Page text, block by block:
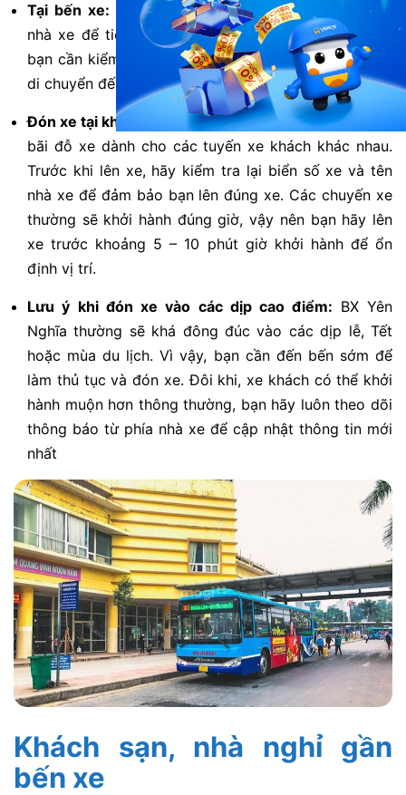
Tại bến xe:
Sau khi đến bến, hãy tìm quầy vé của
nhà xe để tiến hành đổi vé. Sau khi nhận được vé,
bạn cần kiểm tra lại thông tin một lần nữa trước khi
di chuyển đến khu vực đón xe khách.
Đón xe tại khu vực đỗ xe:Bến xe Yên Nghĩa có nhiều
bãi đỗ xe dành cho các tuyến xe khách khác nhau.
Trước khi lên xe, hãy kiểm tra lại biển số xe và tên
nhà xe để đảm bảo bạn lên đúng xe. Các chuyến xe
thường sẽ khởi hành đúng giờ, vậy nên bạn hãy lên
xe trước khoảng 5 – 10 phút giờ khởi hành để ổn
định vị trí.
Lưu ý khi đón xe vào các dịp cao điểm: BX Yên
Nghĩa thường sẽ khá đông đúc vào các dịp lễ, Tết
hoặc mùa du lịch. Vì vậy, bạn cần đến bến sớm để
làm thủ tục và đón xe. Đôi khi, xe khách có thể khởi
hành muộn hơn thông thường, bạn hãy luôn theo dõi
thông báo từ phía nhà xe để cập nhật thông tin mới
nhất
Khách sạn, nhà nghỉ gần
bến xe